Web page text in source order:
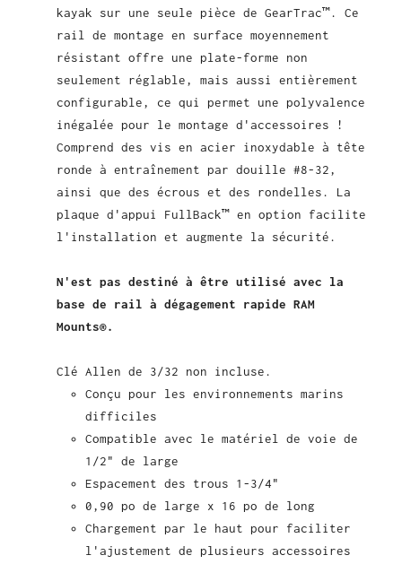
kayak sur une seule pièce de GearTrac™. Ce
rail de montage en surface moyennement
résistant offre une plate-forme non
seulement réglable, mais aussi entièrement
configurable, ce qui permet une polyvalence
inégalée pour le montage d'accessoires !
Comprend des vis en acier inoxydable à tête
ronde à entraînement par douille #8-32,
ainsi que des écrous et des rondelles. La
plaque d'appui FullBack™ en option facilite
l'installation et augmente la sécurité.
N'est pas destiné à être utilisé avec la
base de rail à dégagement rapide RAM
Mounts®.
Clé Allen de 3/32 non incluse.
Conçu pour les environnements marins
difficiles
Compatible avec le matériel de voie de
1/2" de large
Espacement des trous 1-3/4"
0,90 po de large x 16 po de long
Chargement par le haut pour faciliter
l'ajustement de plusieurs accessoires